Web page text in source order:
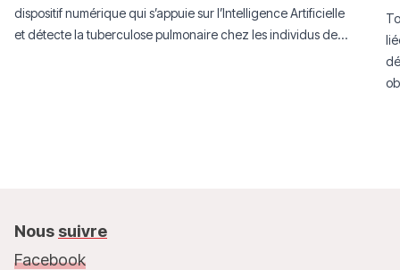
dispositif numérique qui s’appuie sur l’Intelligence Artificielle
et détecte la tuberculose pulmonaire chez les individus de
Nous suivre
Facebook